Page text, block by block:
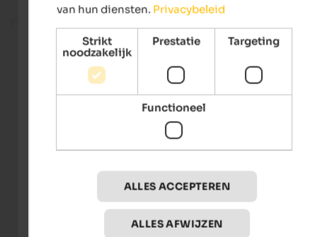
van hun diensten. Privacybeleid
Strikt
noodzakelijk
Prestatie Targeting
Functioneel
ALLES ACCEPTEREN
ALLES AFWIJZEN